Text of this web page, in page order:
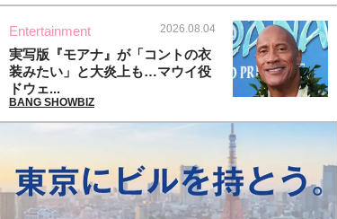
Entertainment 2026.08.04
実写版『モアナ』が「コントの衣
装みたい」と大炎上も…マウイ役
ドウェ...
BANG SHOWBIZ